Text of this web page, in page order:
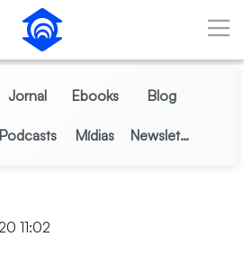
Jornal Ebooks Blog
Podcasts Mídias Newsletter
11:02